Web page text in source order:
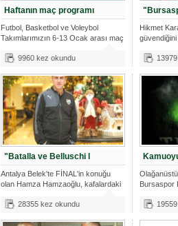
Haftanın maç programı
Futbol, Basketbol ve Voleybol
Takımlarımızın 6-13 Ocak arası maç
9960 kez okundu
Hikmet
"Batalla ve Belluschi l
Antalya Belek'te FİNAL'in konuğu
olan Hamza Hamzaoğlu, kafalardaki
28355 kez okundu
Bursaspor